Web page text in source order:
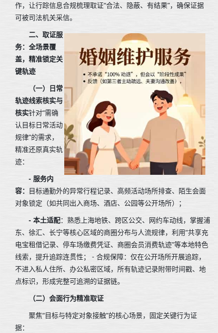
作，让行踪信息合规梳理取证“合法、隐蔽、有结果”，确保证据
可被司法机关采信。
二、 取证服
务：全场景覆
盖，精准锁定关
键轨迹
（一）日常
轨迹线索核实与
核实针对“需确
认目标日常活动
规律”的需求，
精准还原真实轨
迹：
- 服务内
容： 目标通勤外的异常行程记录、高频活动场所排查、陌生会面
对象锁定（如共同出入商场、酒店、公园等公开场所）；
- 本土适配：熟悉上海地铁、跨区公交、网约车动线，掌握浦
东、徐汇、长宁等核心区域的商圈分布与人流规律，利用“共享充
电宝租借记录、停车场缴费凭证、商圈会员消费轨迹”等本地特色
线索，提升追踪连贯性； - 合规保障：仅在公开场所开展追踪，
不进入私人住所、办公私密区域，所有轨迹记录附带时间戳、地
点标识，形成完整可追溯的证据链。
（二）会面行为精准取证
聚焦“目标与特定对象接触”的核心场景，固定关键行为证
据：